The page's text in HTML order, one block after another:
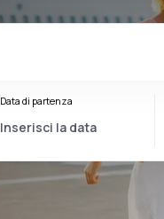
Data di partenza